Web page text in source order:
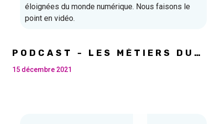
éloignées du monde numérique. Nous faisons le
point en vidéo.
PODCAST - LES MÉTIERS DU
15 décembre 2021